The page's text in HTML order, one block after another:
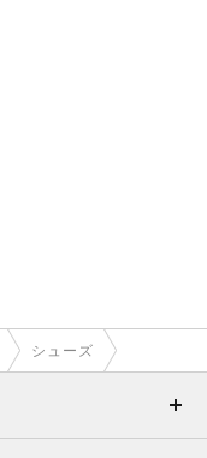
シューズ